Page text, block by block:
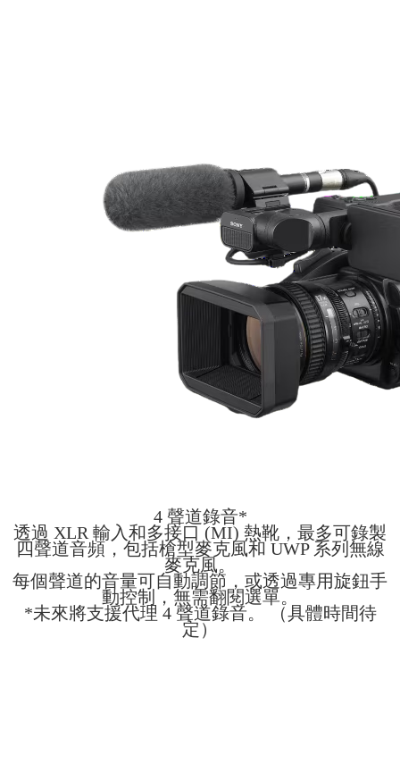
4 聲道錄音*
透過 XLR 輸入和多接口 (MI) 熱靴，最多可錄製
四聲道音頻，包括槍型麥克風和 UWP 系列無線
麥克風。
每個聲道的音量可自動調節，或透過專用旋鈕手
動控制，無需翻閱選單。
*未來將支援代理 4 聲道錄音。 （具體時間待
定）